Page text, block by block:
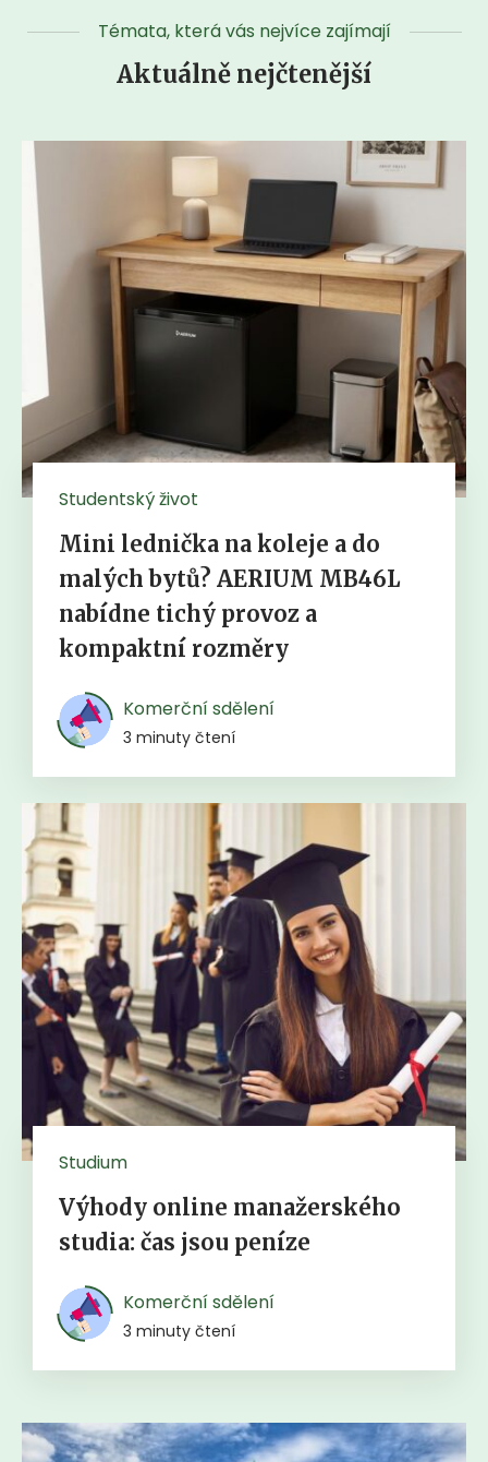
Témata, která vás nejvíce zajímají
Aktuálně nejčtenější
Studentský život
Mini lednička na koleje a do
malých bytů? AERIUM MB46L
nabídne tichý provoz a
kompaktní rozměry
Komerční sdělení
3 minuty čtení
Studium
Výhody online manažerského
studia: čas jsou peníze
Komerční sdělení
3 minuty čtení